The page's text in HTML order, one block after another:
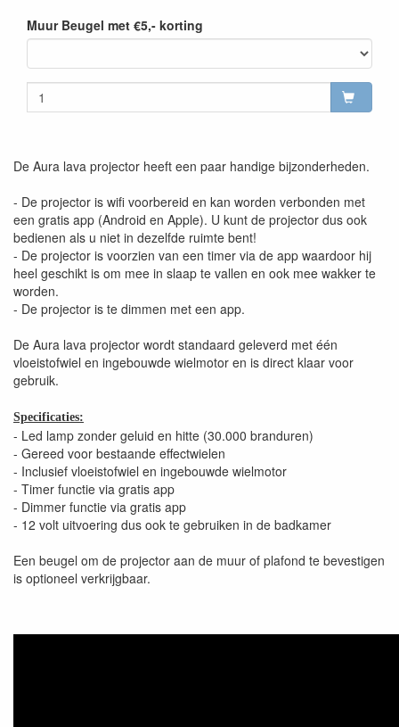
Muur Beugel met €5,- korting
De Aura lava projector heeft een paar handige bijzonderheden.
- De projector is wifi voorbereid en kan worden verbonden met
een gratis app (Android en Apple). U kunt de projector dus ook
bedienen als u niet in dezelfde ruimte bent!
- De projector is voorzien van een timer via de app waardoor hij
heel geschikt is om mee in slaap te vallen en ook mee wakker te
worden.
- De projector is te dimmen met een app.
De Aura lava projector wordt standaard geleverd met één
vloeistofwiel en ingebouwde wielmotor en is direct klaar voor
gebruik.
Specificaties:
- Led lamp zonder geluid en hitte (30.000 branduren)
- Gereed voor bestaande effectwielen
- Inclusief vloeistofwiel en ingebouwde wielmotor
- Timer functie via gratis app
- Dimmer functie via gratis app
- 12 volt uitvoering dus ook te gebruiken in de badkamer
Een beugel om de projector aan de muur of plafond te bevestigen
is optioneel verkrijgbaar.